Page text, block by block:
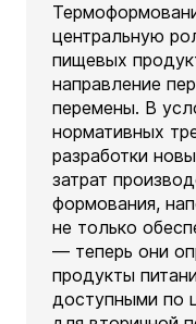
центральную
пищевых
направление
перемены. В
нормативных
разработки
затрат
формования,
не только
— теперь они
продукты
доступными по